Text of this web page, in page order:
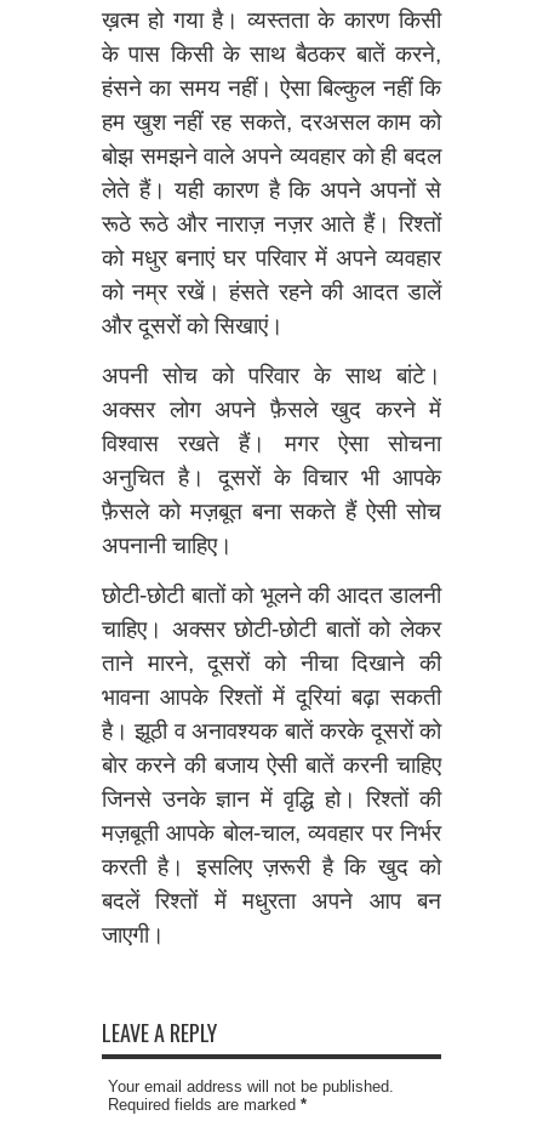
ख़त्म हो गया है। व्यस्तता के कारण किसी
के पास किसी के साथ बैठकर बातें करने,
हंसने का समय नहीं। ऐसा बिल्कुल नहीं कि
हम खुश नहीं रह सकते, दरअसल काम को
बोझ समझने वाले अपने व्यवहार को ही बदल
लेते हैं। यही कारण है कि अपने अपनों से
रूठे रूठे और नाराज़ नज़र आते हैं। रिश्तों
को मधुर बनाएं घर परिवार में अपने व्यवहार
को नम्र रखें। हंसते रहने की आदत डालें
और दूसरों को सिखाएं।
अपनी सोच को परिवार के साथ बांटे।
अक्सर लोग अपने फ़ैसले खुद करने में
विश्‍वास रखते हैं। मगर ऐसा सोचना
अनुचित है। दूसरों के विचार भी आपके
फ़ैसले को मज़बूत बना सकते हैं ऐसी सोच
अपनानी चाहिए।
छोटी-छोटी बातों को भूलने की आदत डालनी
चाहिए। अक्सर छोटी-छोटी बातों को लेकर
ताने मारने, दूसरों को नीचा दिखाने की
भावना आपके रिश्तों में दूरियां बढ़ा सकती
है। झूठी व अनावश्यक बातें करके दूसरों को
बाेर करने की बजाय ऐसी बातें करनी चाहिए
जिनसे उनके ज्ञान में वृद्धि हो। रिश्तों की
मज़बूती आपके बोल-चाल, व्यवहार पर निर्भर
करती है। इसलिए ज़रूरी है कि खुद को
बदलें रिश्तों में मधुरता अपने आप बन
जाएगी।
LEAVE A REPLY
Your email address will not be published.
Required fields are marked *